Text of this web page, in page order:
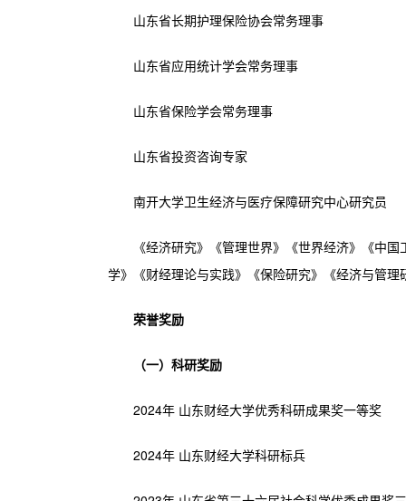
山东省长期护理保险协会常务理事
山东省应用统计学会常务理事
山东省保险学会常务理事
山东省投资咨询专家
南开大学卫生经济与医疗保障研究中心研究员
《经济研究》《管理世界》《世界经济》《中
学》《财经理论与实践》《保险研究》《经济与管理
荣誉奖励
（一）科研奖励
2024年 山东财经大学优秀科研成果奖一等奖
2024年 山东财经大学科研标兵